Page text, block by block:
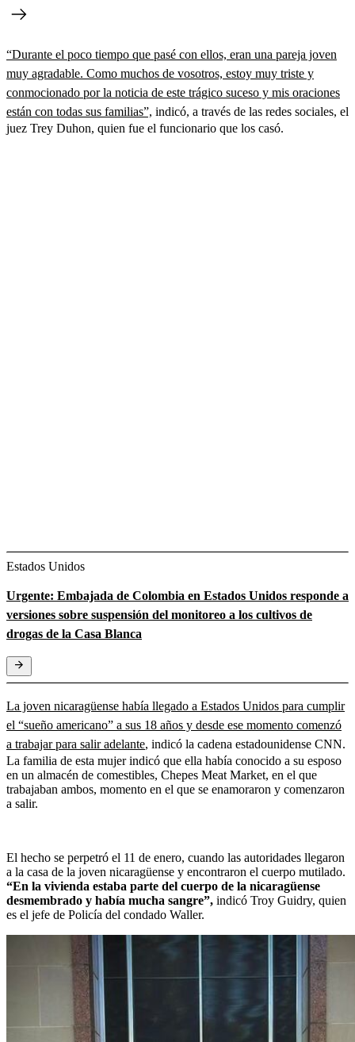
“Durante el poco tiempo que pasé con ellos, eran una pareja joven
muy agradable. Como muchos de vosotros, estoy muy triste y
conmocionado por la noticia de este trágico suceso y mis oraciones
están con todas sus familias”, indicó, a través de las redes sociales, el
juez Trey Duhon, quien fue el funcionario que los casó.
Estados Unidos
Urgente: Embajada de Colombia en Estados Unidos responde a
versiones sobre suspensión del monitoreo a los cultivos de
drogas de la Casa Blanca
La joven nicaragüense había llegado a Estados Unidos para cumplir
el “sueño americano” a sus 18 años y desde ese momento comenzó
a trabajar para salir adelante, indicó la cadena estadounidense CNN.
La familia de esta mujer indicó que ella había conocido a su esposo
en un almacén de comestibles, Chepes Meat Market, en el que
trabajaban ambos, momento en el que se enamoraron y comenzaron
a salir.
El hecho se perpetró el 11 de enero, cuando las autoridades llegaron
a la casa de la joven nicaragüense y encontraron el cuerpo mutilado.
“En la vivienda estaba parte del cuerpo de la nicaragüense
desmembrado y había mucha sangre”, indicó Troy Guidry, quien
es el jefe de Policía del condado Waller.